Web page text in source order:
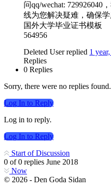
问qq/wechat: 729926040
线为您解决疑难，确保学
国外大学毕业证书模板
564956
Deleted User replied 1
Replies
0 Replies
Sorry, there were no replies found.
Log In to Reply
Log in to reply.
Log In to Reply
Start of Discussion
0 of0 replies June 2018
Now
© 2026 - Den Goda Sidan